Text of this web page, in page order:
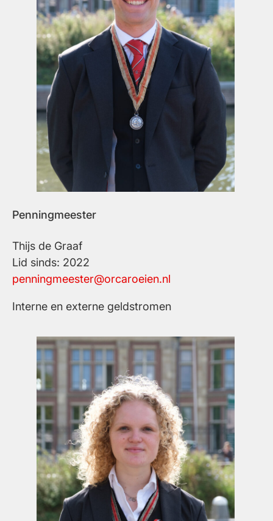
Penningmeester
Thijs de Graaf
Lid sinds: 2022
penningmeester@orcaroeien.nl
Interne en externe geldstromen